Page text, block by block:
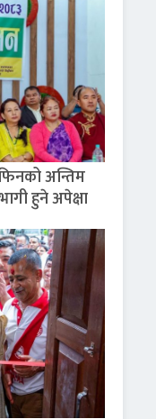
अन्तिम
हुने अपेक्षा